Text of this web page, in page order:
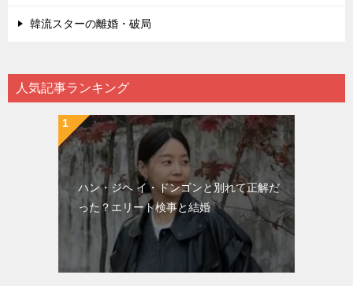
韓流スターの離婚・破局
人気記事ランキング
ハン・ジヘ イ・ドンゴンと別れて正解だ
った？エリート検事と結婚